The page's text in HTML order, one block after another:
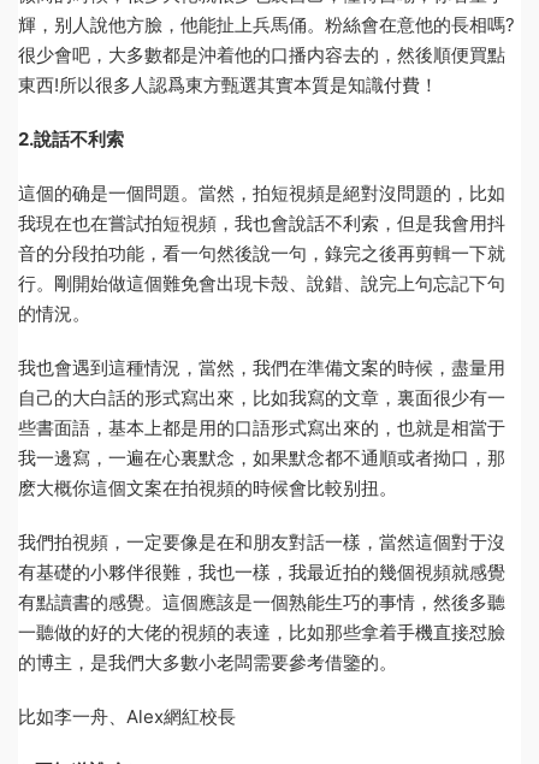
輝，别人說他方臉，他能扯上兵馬俑。粉絲會在意他的長相嗎?
很少會吧，大多數都是沖着他的口播内容去的，然後順便買點
東西!所以很多人認爲東方甄選其實本質是知識付費！
2.說話不利索
這個的确是一個問題。當然，拍短視頻是絕對沒問題的，比如
我現在也在嘗試拍短視頻，我也會說話不利索，但是我會用抖
音的分段拍功能，看一句然後說一句，錄完之後再剪輯一下就
行。剛開始做這個難免會出現卡殼、說錯、說完上句忘記下句
的情況。
我也會遇到這種情況，當然，我們在準備文案的時候，盡量用
自己的大白話的形式寫出來，比如我寫的文章，裏面很少有一
些書面語，基本上都是用的口語形式寫出來的，也就是相當于
我一邊寫，一遍在心裏默念，如果默念都不通順或者拗口，那
麽大概你這個文案在拍視頻的時候會比較别扭。
我們拍視頻，一定要像是在和朋友對話一樣，當然這個對于沒
有基礎的小夥伴很難，我也一樣，我最近拍的幾個視頻就感覺
有點讀書的感覺。這個應該是一個熟能生巧的事情，然後多聽
一聽做的好的大佬的視頻的表達，比如那些拿着手機直接怼臉
的博主，是我們大多數小老闆需要參考借鑒的。
比如李一舟、Alex網紅校長